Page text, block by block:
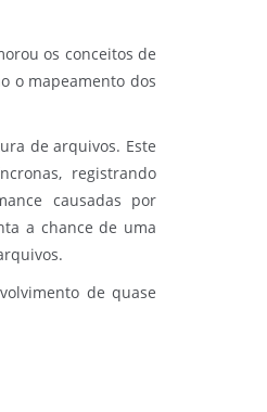
os conceitos de
o mapeamento dos
de arquivos. Este
registrando
causadas por
a chance de uma
de quase